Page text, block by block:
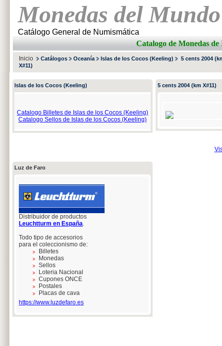
Monedas del Mundo
Catálogo General de Numismática
Catalogo de Monedas
Inicio Catálogos Oceanía Islas de los Cocos (Keeling)
5 cents 2004
X#11)
Islas de los Cocos (Keeling)
Catalogo Billetes de Islas de los Cocos (Keeling)
Catalogo Sellos de Islas de los Cocos (Keeling)
Luz de Faro
Distribuidor de productos
Leuchtturm en España.
Todo tipo de accesorios
para el coleccionismo de:
Billetes
Monedas
Sellos
Loteria Nacional
Cupones ONCE
Postales
Placas de cava
https://www.luzdefaro.es
5 cents 2004 (km X#11)